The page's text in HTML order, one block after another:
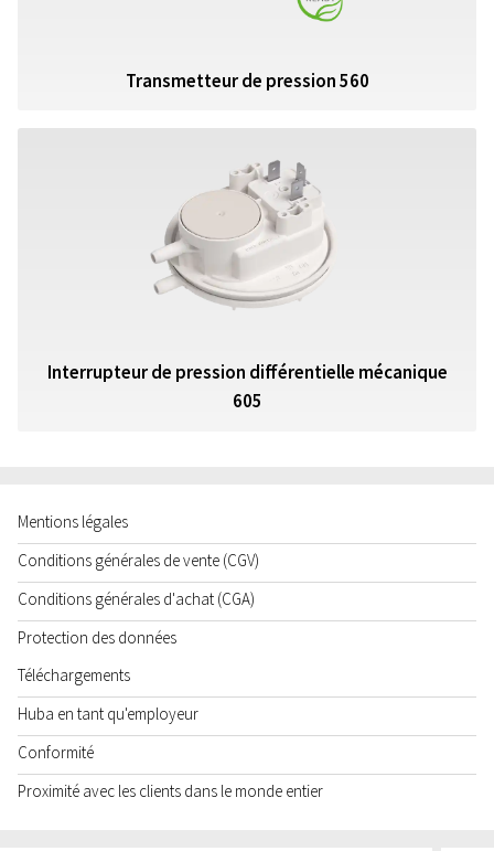
Transmetteur de pression 560
Interrupteur de pression différentielle mécanique
605
Mentions légales
Conditions générales de vente (CGV)
Conditions générales d'achat (CGA)
Protection des données
Téléchargements
Huba en tant qu'employeur
Conformité
Proximité avec les clients dans le monde entier